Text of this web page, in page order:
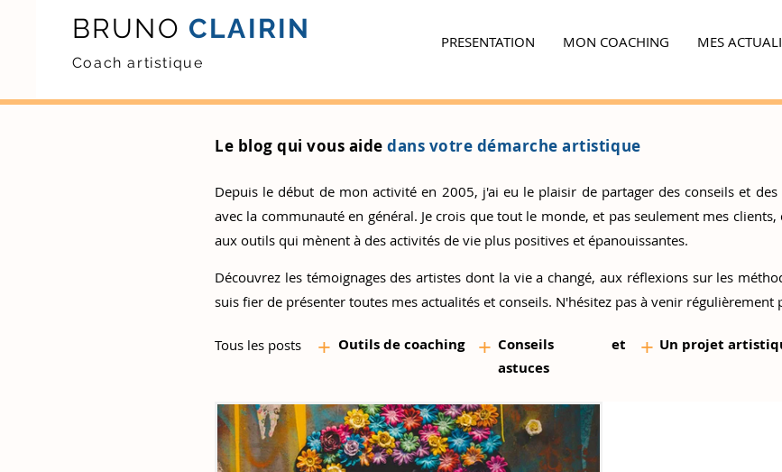
BRUNO CLAIRIN
Coach artistique
PRESENTATION MON COACHING MES
Le blog qui vous aidedans votre démarche artistique
Depuis le début de mon activité en 2005, j'ai eu le plaisir de partager des conseils et
avec la communauté en général. Je crois que tout le monde, et pas seulement mes
aux outils qui mènent à des activités de vie plus positives et épanouissantes.
Découvrez les témoignages des artistes dont la vie a changé, aux réflexions sur les
suis fier de présenter toutes mes actualités et conseils. N'hésitez pas à venir régulièrement
Tous les posts + Outils de coaching + Conseils et
astuces
+ Un projet